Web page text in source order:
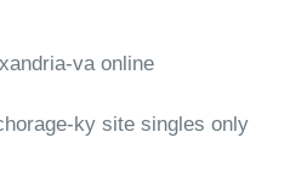
va online
ky site singles only